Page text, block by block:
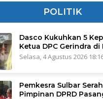
POLITIK
Dasco Kukuhkan 5
Ketua DPC Gerindra di
Selasa, 4 Agustus 2026
Pemkesra Sulbar
Pimpinan DPRD